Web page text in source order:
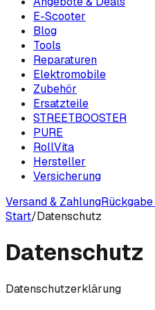
E-Scooter
Blog
Tools
Reparaturen
Elektromobile
Zubehör
Ersatzteile
STREETBOOSTER
PURE
RollVita
Hersteller
Versicherung
Versand & Zahlung
Start/Datenschutz
Datenschutz
Datenschutzerklärung